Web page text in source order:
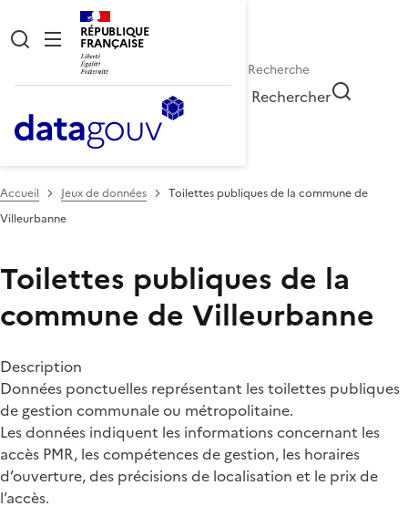
RÉPUBLIQUE
FRANÇAISE
Rechercher
Accueil Jeux de données
Toilettes publiques de la commune de
Villeurbanne
Toilettes publiques de la
commune de Villeurbanne
Description
Données ponctuelles représentant les toilettes publiques
de gestion communale ou métropolitaine.
Les données indiquent les informations concernant les
accès PMR, les compétences de gestion, les horaires
d’ouverture, des précisions de localisation et le prix de
l’accès.